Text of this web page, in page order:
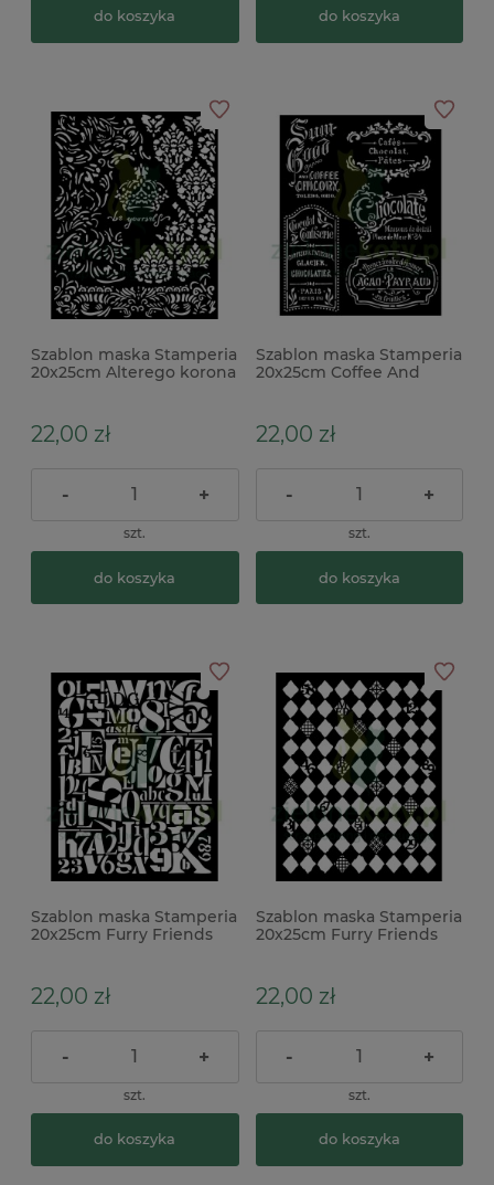
do koszyka do koszyka
Szablon maska Stamperia
20x25cm Alterego korona
22,00 zł
- +
szt.
do koszyka
Szablon maska Stamperia
20x25cm Coffee And
22,00 zł
- +
szt.
do koszyka
Szablon maska Stamperia
20x25cm Furry Friends
22,00 zł
- +
szt.
do koszyka
Szablon maska Stamperia
20x25cm Furry Friends
22,00 zł
- +
szt.
do koszyka